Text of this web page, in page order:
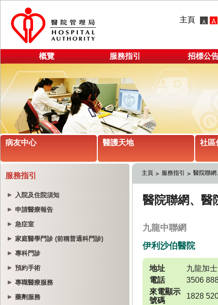
主頁
概覽 服務指引 招標公
病友中心 醫護天地 社區
服務指引
入院及住院須知
申請醫療報告
急症室
家庭醫學門診 (前稱普通科門診)
專科門診
預約手術
專職醫療服務
藥劑服務
主頁 服務指引 醫院聯網